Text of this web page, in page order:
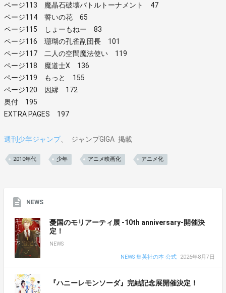
ページ113 魔晶石破壊バトルトーナメント 47
ページ114 誓いの花 65
ページ115 しょーもねー 83
ページ116 珊瑚の孔雀副団長 101
ページ117 二人の空間魔法使い 119
ページ118 魔道士X 136
ページ119 もっと 155
ページ120 因縁 172
奥付 195
EXTRA PAGES 197
週刊少年ジャンプ ジャンプGIGA 掲載
2010年代 少年 アニメ映画化 アニメ化
NEWS
憂国のモリアーティ展 -10th anniversary-開催決
定！
NEWS
NEWS 集英社の本 公式
2026年8月7日
『ハニーレモンソーダ』完結記念展開催決定！